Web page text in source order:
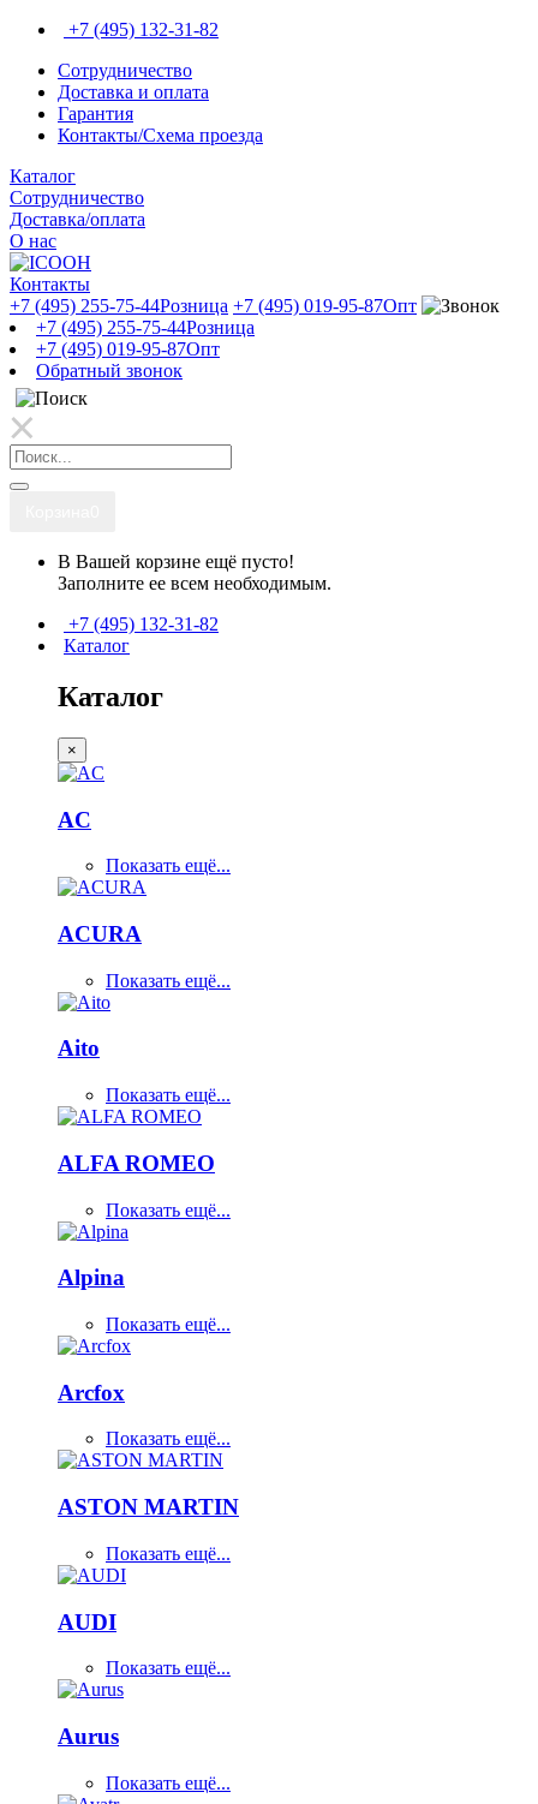
+7 (495) 132-31-82
Сотрудничество
Доставка и оплата
Гарантия
Контакты/Схема проезда
Каталог
Сотрудничество
Доставка/оплата
О нас
Контакты
+7 (495) 255-75-44Розница +7 (495) 019-95-87Опт
+7 (495) 255-75-44Розница
+7 (495) 019-95-87Опт
Обратный звонок
В Вашей корзине ещё пусто!
Заполните ее всем необходимым.
+7 (495) 132-31-82
Каталог
Каталог
×
AC
Показать ещё...
ACURA
Показать ещё...
Aito
Показать ещё...
ALFA ROMEO
Показать ещё...
Alpina
Показать ещё...
Arcfox
Показать ещё...
ASTON MARTIN
Показать ещё...
AUDI
Показать ещё...
Aurus
Показать ещё...